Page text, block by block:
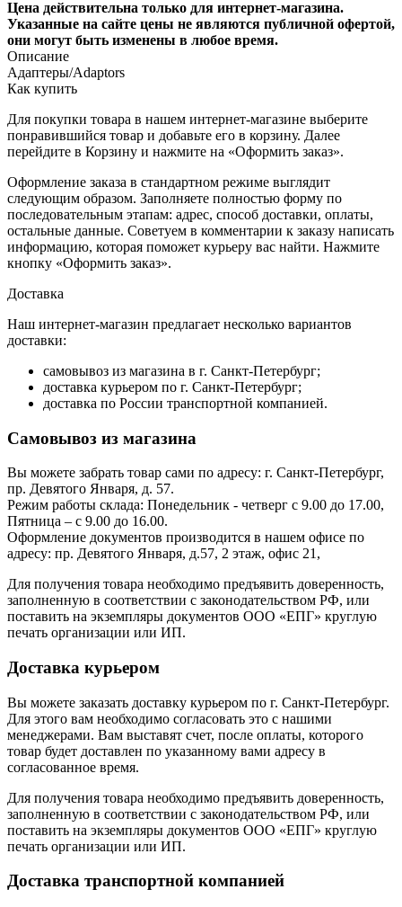
Цена действительна только для интернет-магазина.
Указанные на сайте цены не являются публичной офертой,
они могут быть изменены в любое время.
Описание
Адаптеры/Adaptors
Как купить
Для покупки товара в нашем интернет-магазине выберите
понравившийся товар и добавьте его в корзину. Далее
перейдите в Корзину и нажмите на «Оформить заказ».
Оформление заказа в стандартном режиме выглядит
следующим образом. Заполняете полностью форму по
последовательным этапам: адрес, способ доставки, оплаты,
остальные данные. Советуем в комментарии к заказу написать
информацию, которая поможет курьеру вас найти. Нажмите
кнопку «Оформить заказ».
Доставка
Наш интернет-магазин предлагает несколько вариантов
доставки:
самовывоз из магазина в г. Санкт-Петербург;
доставка курьером по г. Санкт-Петербург;
доставка по России транспортной компанией.
Самовывоз из магазина
Вы можете забрать товар сами по адресу: г. Санкт-Петербург,
пр. Девятого Января, д. 57.
Режим работы склада: Понедельник - четверг с 9.00 до 17.00,
Пятница – с 9.00 до 16.00.
Оформление документов производится в нашем офисе по
адресу: пр. Девятого Января, д.57, 2 этаж, офис 21,
Для получения товара необходимо предъявить доверенность,
заполненную в соответствии с законодательством РФ, или
поставить на экземпляры документов ООО «ЕПГ» круглую
печать организации или ИП.
Доставка курьером
Вы можете заказать доставку курьером по г. Санкт-Петербург.
Для этого вам необходимо согласовать это с нашими
менеджерами. Вам выставят счет, после оплаты, которого
товар будет доставлен по указанному вами адресу в
согласованное время.
Для получения товара необходимо предъявить доверенность,
заполненную в соответствии с законодательством РФ, или
поставить на экземпляры документов ООО «ЕПГ» круглую
печать организации или ИП.
Доставка транспортной компанией